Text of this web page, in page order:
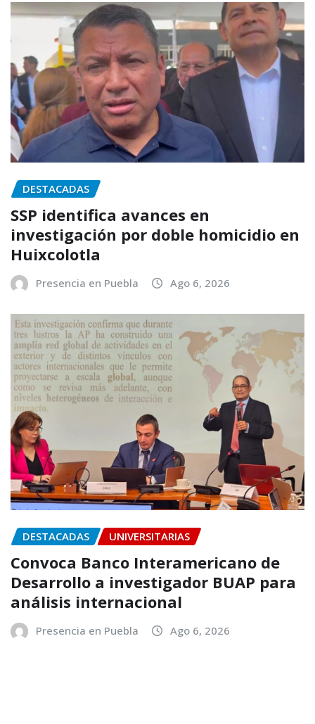
DESTACADAS
SSP identifica avances en
investigación por doble homicidio en
Huixcolotla
Presencia en Puebla Ago 6, 2026
DESTACADAS UNIVERSITARIAS
Convoca Banco Interamericano de
Desarrollo a investigador BUAP para
análisis internacional
Presencia en Puebla Ago 6, 2026